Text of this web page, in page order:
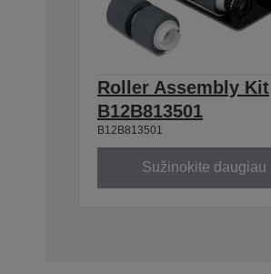
Roller Assembly Kit
B12B813501
B12B813501
Sužinokite daugiau